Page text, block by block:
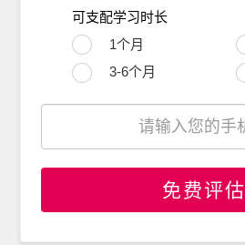
可支配学习时长
1个月
3-6个月
免费评估